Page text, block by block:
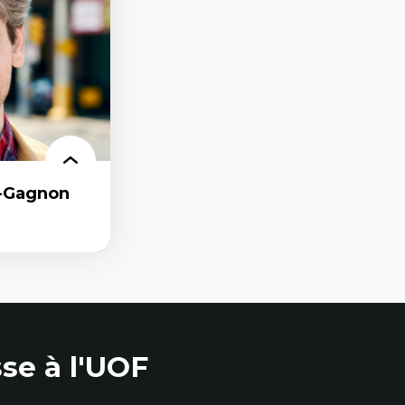
qualitative
à l'UOF